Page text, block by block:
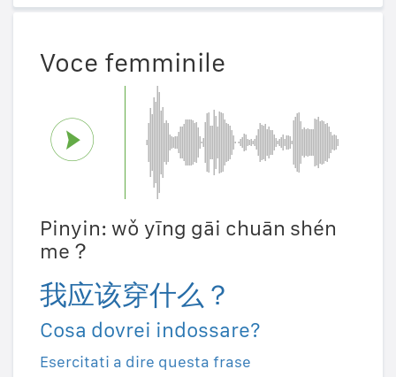
Voce femminile
Pinyin: wǒ yīng gāi chuān shén
me？
我应该穿什么？
Cosa dovrei indossare?
Esercitati a dire questa frase